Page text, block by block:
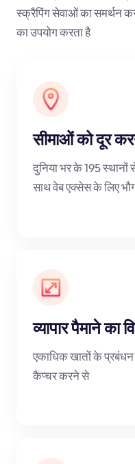
स्क्रैपिंग सेवाओं का समर्थन
का उपयोग करता है
सीमाओं को दूर
दुनिया भर के 195
साथ वेब एक्सेस के लिए
व्यापार पैमाने का
एकाधिक खातों के प्रबंधन
कैप्चर करने से